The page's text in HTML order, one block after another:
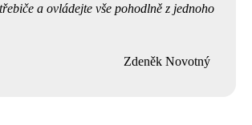
a ovládejte vše pohodlně z jednoho
Zdeněk Novotný